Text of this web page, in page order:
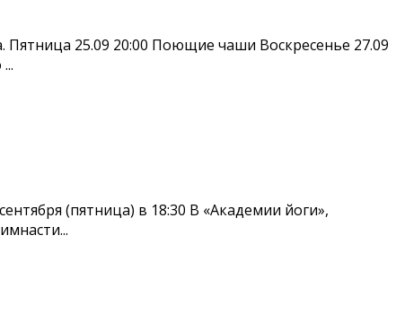
25.09 20:00 Поющие чаши Воскресенье 27.09
(пятница) в 18:30 В «Академии йоги»,